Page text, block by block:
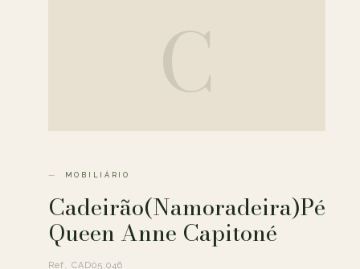
C
MOBILIÁRIO
Cadeirão(Namoradeira)Pé
Queen Anne Capitoné
Ref. CAD05.046